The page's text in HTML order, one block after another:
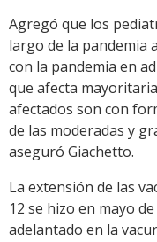
Agregó que los
largo de la pandemia
con la pandemia en
que afecta
afectados son con
de las moderadas y
aseguró Giachetto.
La extensión de las
12 se hizo en mayo
adelantado en la